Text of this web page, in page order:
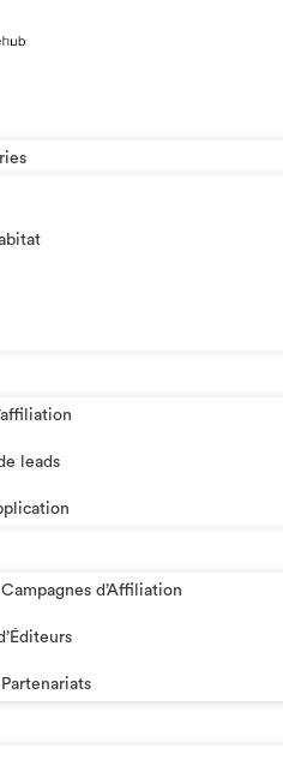
leads
d’Affiliation​